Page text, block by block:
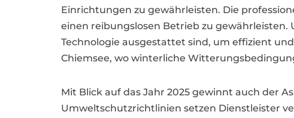
Einrichtungen zu gewährleisten. Die
einen reibungslosen Betrieb zu
Technologie ausgestattet sind, um effizient
Chiemsee, wo winterliche
Mit Blick auf das Jahr 2025 gewinnt auch der
Umweltschutzrichtlinien setzen Dienstleister